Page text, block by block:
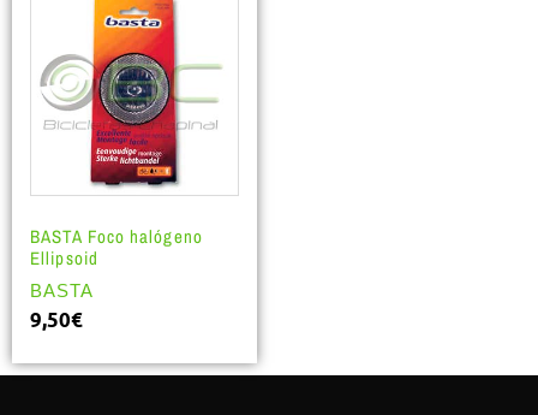
BASTA Foco halógeno
Ellipsoid
BASTA
9,50€